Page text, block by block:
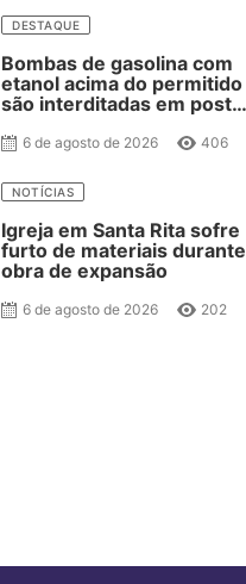
DESTAQUE
Bombas de gasolina com
etanol acima do permitido
são interditadas em posto
6 de agosto de 2026 406
NOTÍCIAS
Igreja em Santa Rita sofre
furto de materiais durante
obra de expansão
6 de agosto de 2026 202